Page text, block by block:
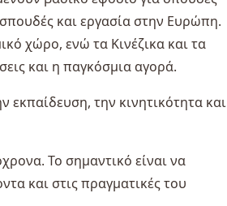
και εργασία στην Ευρώπη.
χώρο, ενώ τα Κινέζικα και τα
και η παγκόσμια αγορά.
εκπαίδευση, την κινητικότητα και
Το σημαντικό είναι να
και στις πραγματικές του